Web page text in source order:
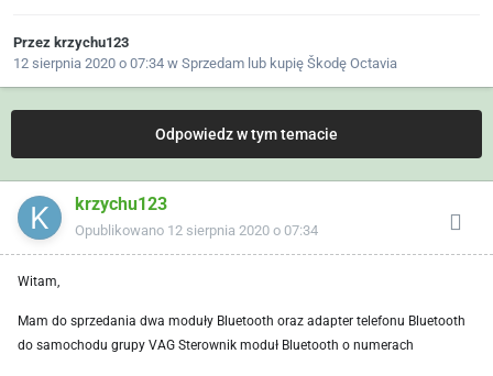
Przez krzychu123
12 sierpnia 2020 o 07:34 w Sprzedam lub kupię Škodę Octavia
Odpowiedz w tym temacie
krzychu123
Opublikowano 12 sierpnia 2020 o 07:34
Witam,
Mam do sprzedania dwa moduły Bluetooth oraz adapter telefonu Bluetooth
do samochodu grupy VAG Sterownik moduł Bluetooth o numerach